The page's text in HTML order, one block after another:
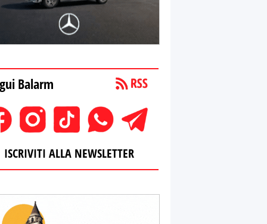
Balarm
ISCRIVITI ALLA NEWSLETTER